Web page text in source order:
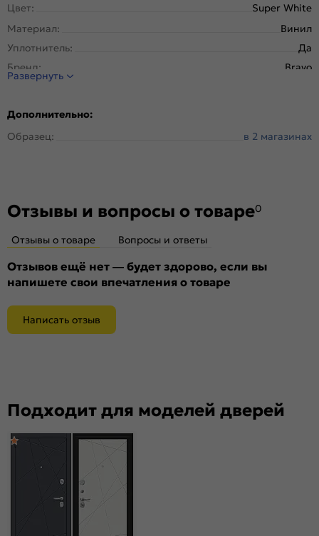
Цвет:
Super White
Материал:
Винил
Уплотнитель:
Да
Бренд:
Bravo
Развернуть
Дополнительно:
Образец:
в 2 магазинах
Отзывы и вопросы о товаре0
Отзывы о товаре Вопросы и ответы
Отзывов ещё нет — будет здорово, если вы
напишете свои впечатления о товаре
Написать отзыв
Подходит для моделей дверей